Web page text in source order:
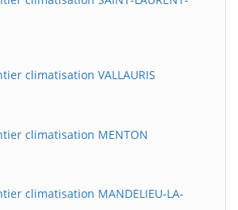
climatisation VALLAURIS
climatisation MENTON
climatisation MANDELIEU-LA-